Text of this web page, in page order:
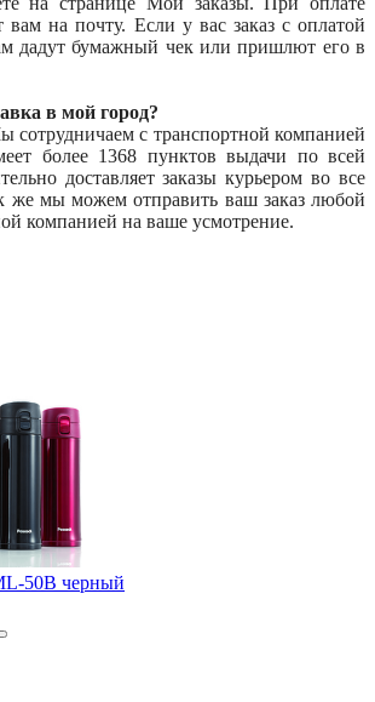
вам на почту. Если у вас заказ с оплатой
дадут бумажный чек или пришлют его в
в мой город?
сотрудничаем с транспортной компанией
более 1368 пунктов выдачи по всей
доставляет заказы курьером во все
же мы можем отправить ваш заказ любой
компанией на ваше усмотрение.
50B черный